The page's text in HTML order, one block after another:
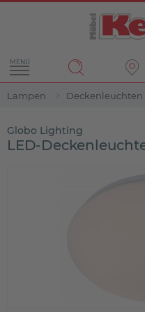
MENÜ
Lampen Deckenleuchten
Globo Lighting
LED-